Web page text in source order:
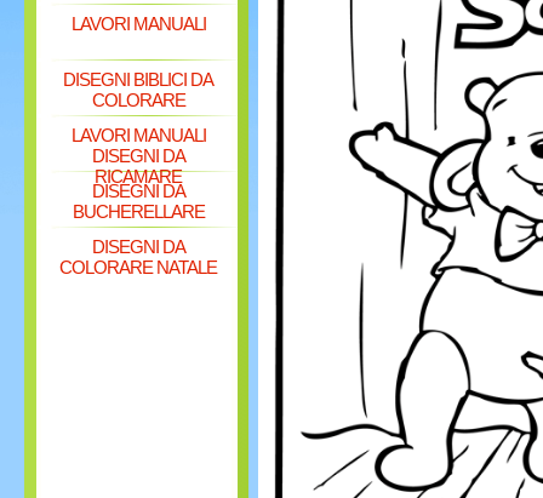
LAVORI MANUALI
DISEGNI BIBLICI DA
COLORARE
LAVORI MANUALI
DISEGNI DA
RICAMARE
DISEGNI DA
BUCHERELLARE
DISEGNI DA
COLORARE NATALE